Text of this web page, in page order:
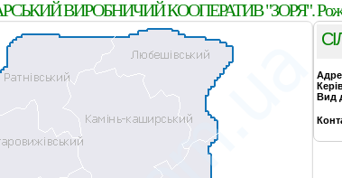
ВИРОБНИЧИЙ КООПЕРАТИВ "ЗОРЯ".
Вид